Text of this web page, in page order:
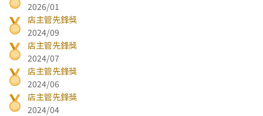
2026/01
店主管先鋒獎
2024/09
店主管先鋒獎
2024/07
店主管先鋒獎
2024/06
店主管先鋒獎
2024/04